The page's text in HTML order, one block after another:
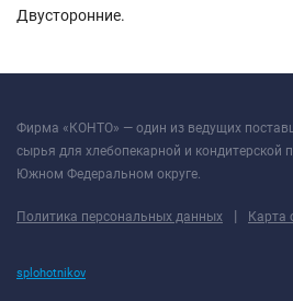
Двусторонние.
Фирма «КОНТО» — один из ведущих
сырья для хлебопекарной и кондитерской
Южном Федеральном округе.
Политика персональных данных | Карта
splohotnikov